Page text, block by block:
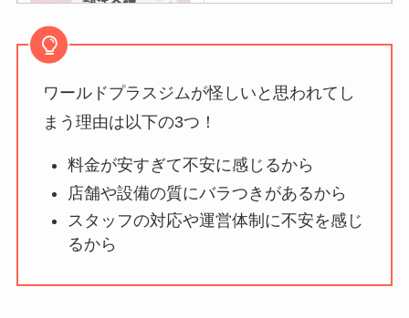
アトムクリニックは
本当？
【怪しい？】帝国デ
う？
ワールドプラスジムが怪しいと思われてし
まう理由は以下の3つ！
料金が安すぎて不安に感じるから
店舗や設備の質にバラつきがあるから
スタッフの対応や運営体制に不安を感じ
るから